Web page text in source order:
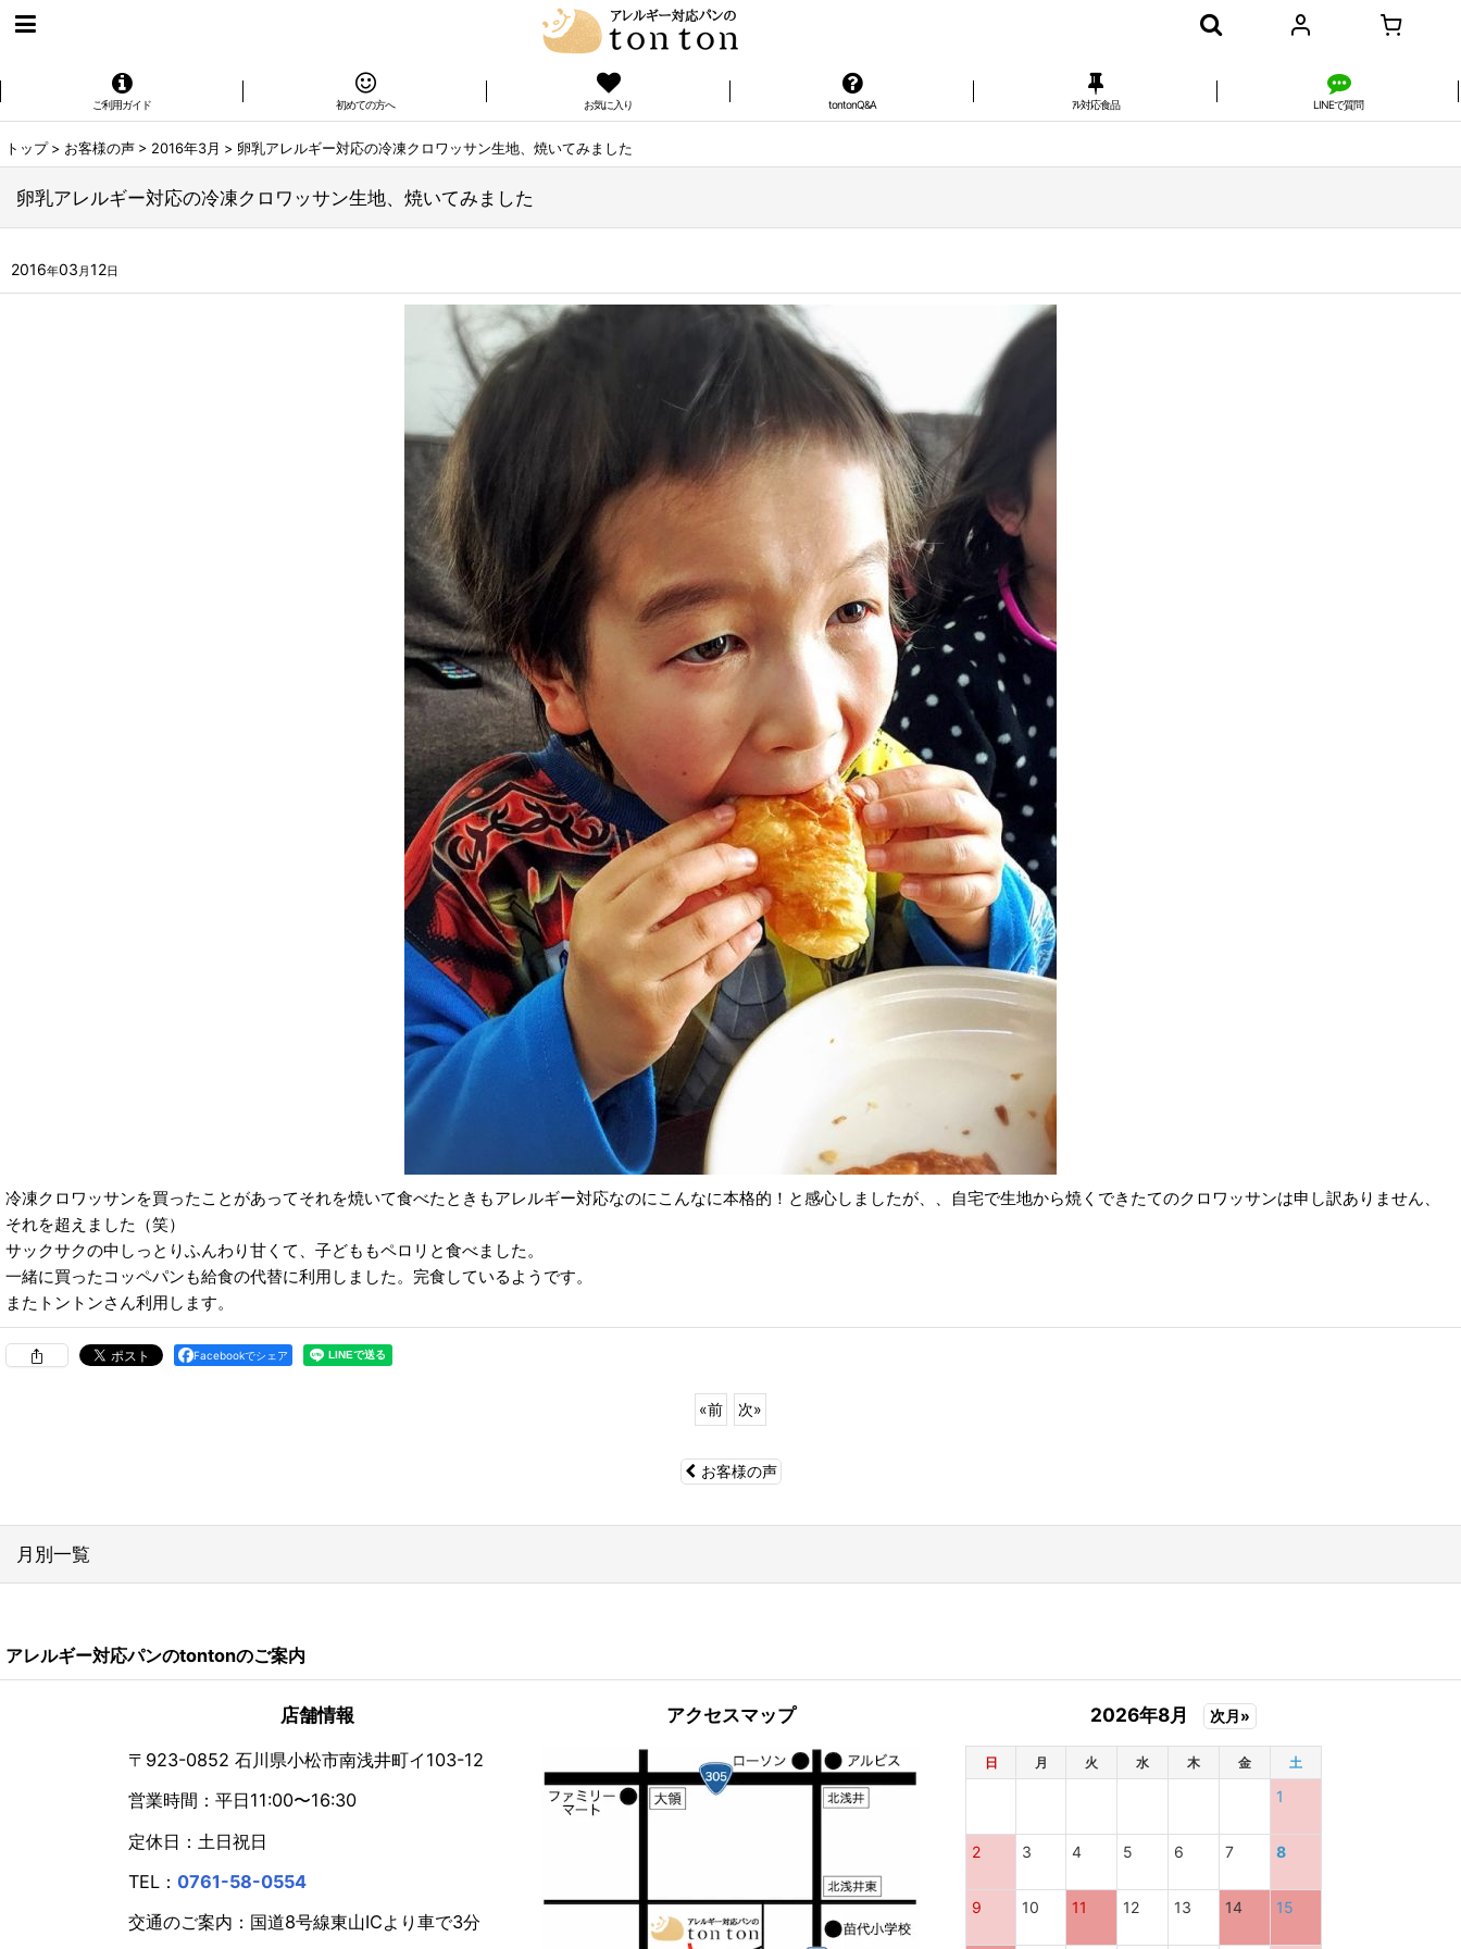
ご利用ガイド 初めての方へ お気に入り tontonQ&A ｱﾚ対応食品 LINEで質問
トップ > お客様の声 > 2016年3月 > 卵乳アレルギー対応の冷凍クロワッサン生地、焼いてみました
卵乳アレルギー対応の冷凍クロワッサン生地、焼いてみました
2016年03 月 12日
冷凍クロワッサンを買ったことがあってそれを焼いて食べたときもアレルギー対応なのにこんなに本格的！と感心しましたが、、自宅で生地から焼くできたてのクロワッサンは申し訳ありません、
それを超えました（笑）
サックサクの中しっとりふんわり甘くて、子どももペロリと食べました。
一緒に買ったコッペパンも給食の代替に利用しました。完食しているようです。
またトントンさん利用します。
Facebookでシェア
«前 次»
お客様の声
月別一覧
2024年
アレルギー対応パンのtontonのご案内
店舗情報
〒923-0852 石川県小松市南浅井町イ103-12
営業時間：平日11:00〜16:30
定休日：土日祝日
TEL： 0761-58-0554
交通のご案内：国道8号線東山ICより車で3分
アクセスマップ 2026年8月 次月»
日 月 火 水 木 金 土
1
2 3 4 5 6 7 8
9 10 11 12 13 14 15